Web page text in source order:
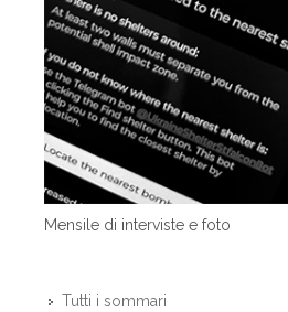
Mensile di interviste e foto
Tutti i sommari